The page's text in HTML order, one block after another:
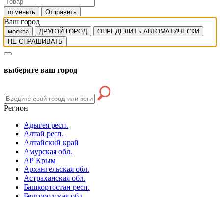
отменить Отправить
Ваш город
москва ДРУГОЙ ГОРОД
ОПРЕДЕЛИТЬ АВТОМАТИЧЕСКИ
НЕ СПРАШИВАТЬ
выберите ваш город
Регион
Адыгея респ.
Алтай респ.
Алтайский край
Амурская обл.
АР Крым
Архангельская обл.
Астраханская обл.
Башкортостан респ.